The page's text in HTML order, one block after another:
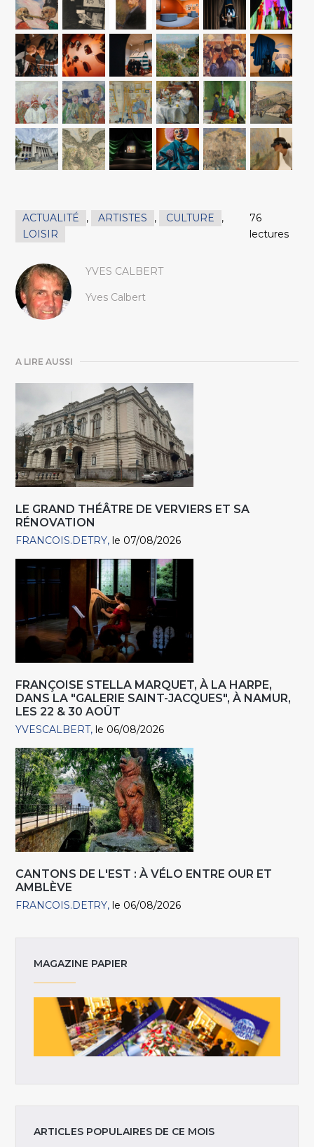
ACTUALITÉ , ARTISTES , CULTURE
,
LOISIR
76
lectures
YVES CALBERT
Yves Calbert
A LIRE AUSSI
LE GRAND THÉÂTRE DE VERVIERS ET SA
RÉNOVATION
FRANCOIS.DETRY le 07/08/2026
FRANÇOISE STELLA MARQUET, À LA HARPE,
DANS LA "GALERIE SAINT-JACQUES", À NAMUR,
LES 22 & 30 AOÛT
YVESCALBERT le 06/08/2026
CANTONS DE L'EST : À VÉLO ENTRE OUR ET
AMBLÈVE
FRANCOIS.DETRY le 06/08/2026
MAGAZINE PAPIER
ARTICLES POPULAIRES DE CE MOIS